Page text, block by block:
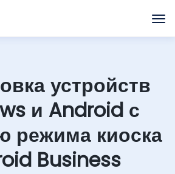
устройств
и Android с
режима киоска
Business